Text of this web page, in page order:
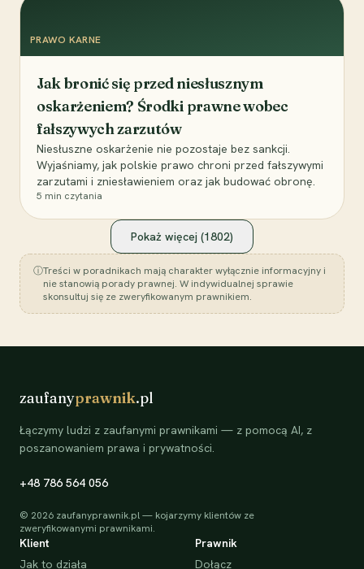
PRAWO KARNE
Jak bronić się przed niesłusznym
oskarżeniem? Środki prawne wobec
fałszywych zarzutów
Niesłuszne oskarżenie nie pozostaje bez sankcji.
Wyjaśniamy, jak polskie prawo chroni przed fałszywymi
zarzutami i zniesławieniem oraz jak budować obronę.
5 min czytania
Pokaż więcej (1802)
ⓘTreści w poradnikach mają charakter wyłącznie informacyjny i
nie stanowią porady prawnej. W indywidualnej sprawie
skonsultuj się ze zweryfikowanym prawnikiem.
zaufanyprawnik.pl
Łączymy ludzi z zaufanymi prawnikami — z pomocą AI, z
poszanowaniem prawa i prywatności.
+48 786 564 056
© 2026 zaufanyprawnik.pl — kojarzymy klientów ze
zweryfikowanymi prawnikami.
Klient
Jak to działa
Prawnik
Dołącz